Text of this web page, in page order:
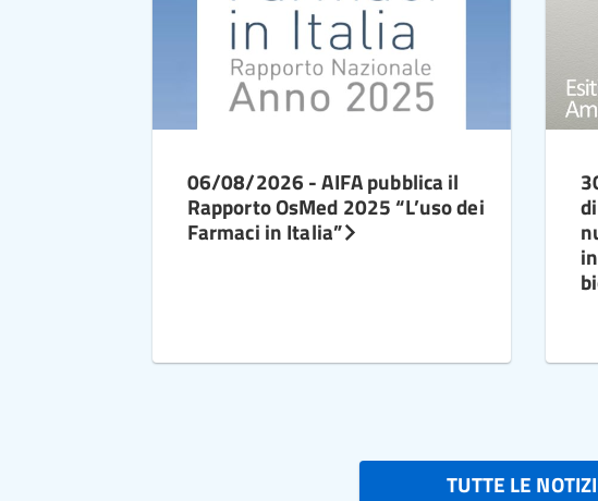
06/08/2026 - AIFA pubblica il
Rapporto OsMed 2025 “L’uso dei
Farmaci in Italia”
TUTTE LE